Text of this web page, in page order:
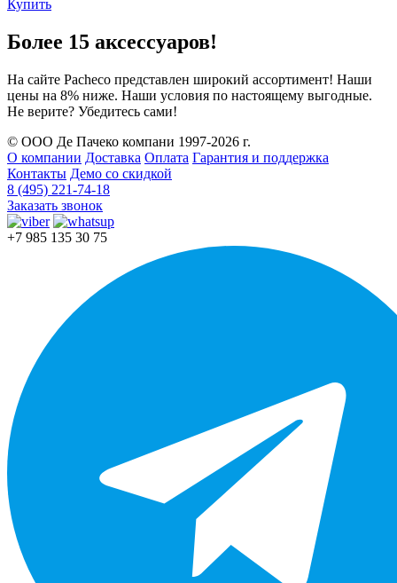
Купить
Более 15 аксессуаров!
На сайте Pacheco представлен широкий ассортимент! Наши
цены на 8% ниже. Наши условия по настоящему выгодные.
Не верите? Убедитесь сами!
© ООО Де Пачеко компани 1997-2026 г.
О компании Доставка Оплата Гарантия и поддержка
Контакты Демо со скидкой
8 (495) 221-74-18
Заказать звонок
+7 985 135 30 75